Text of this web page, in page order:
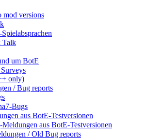
versions
um BotE
only)
/ Bug reports
Bugs
aus BotE-Testversionen
aus BotE-Testversionen
/ Old Bug reports